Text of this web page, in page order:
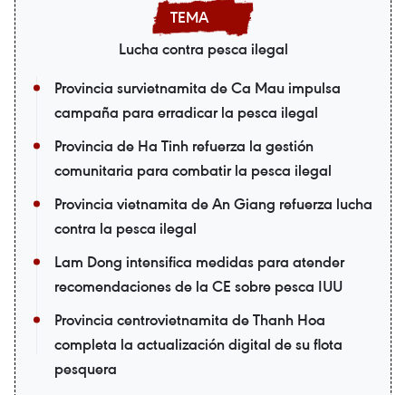
Lucha contra pesca ilegal
Provincia survietnamita de Ca Mau impulsa
campaña para erradicar la pesca ilegal
Provincia de Ha Tinh refuerza la gestión
comunitaria para combatir la pesca ilegal
Provincia vietnamita de An Giang refuerza lucha
contra la pesca ilegal
Lam Dong intensifica medidas para atender
recomendaciones de la CE sobre pesca IUU
Provincia centrovietnamita de Thanh Hoa
completa la actualización digital de su flota
pesquera